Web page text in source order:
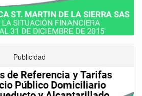
Publicidad